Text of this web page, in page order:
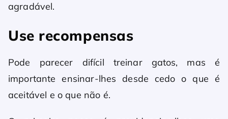
agradável.
Use recompensas
Pode parecer difícil treinar gatos, mas é
importante ensinar-lhes desde cedo o que é
aceitável e o que não é.